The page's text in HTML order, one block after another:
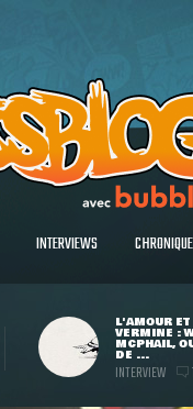
INTERVIEWS
L'AMOUR ET
VERMINE :
MCPHAIL,
DE ...
INTERVIEW 1